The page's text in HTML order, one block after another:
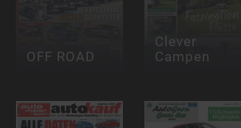
OFF ROAD
Clever
Campen